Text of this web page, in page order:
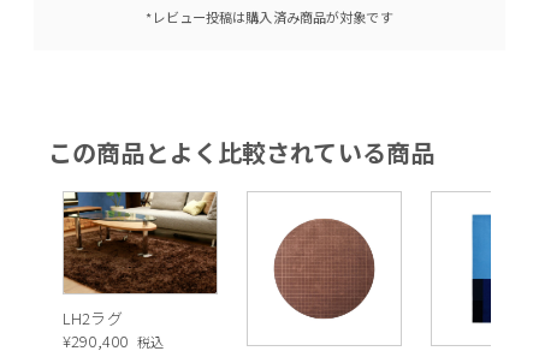
*レビュー投稿は購入済み商品が対象です
この商品とよく比較されている商品
LH2ラグ
¥290,400 税込